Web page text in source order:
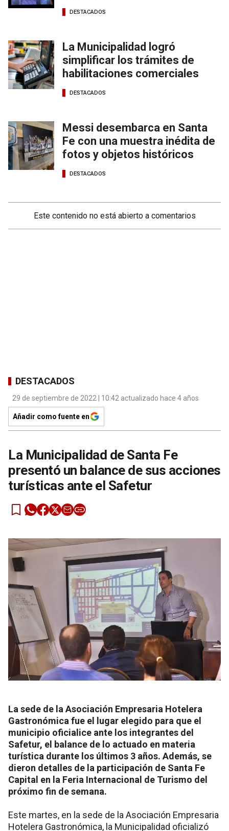
DESTACADOS
La Municipalidad logró
simplificar los trámites de
habilitaciones comerciales
DESTACADOS
Messi desembarca en Santa
Fe con una muestra inédita de
fotos y objetos históricos
DESTACADOS
Este contenido no está abierto a comentarios
DESTACADOS
29 de septiembre de 2022 | 10:42 actualizado hace 4 años
Añadir como fuente en
La Municipalidad de Santa Fe
presentó un balance de sus acciones
turísticas ante el Safetur
La sede de la Asociación Empresaria Hotelera
Gastronómica fue el lugar elegido para que el
municipio oficialice ante los integrantes del
Safetur, el balance de lo actuado en materia
turística durante los últimos 3 años. Además, se
dieron detalles de la participación de Santa Fe
Capital en la Feria Internacional de Turismo del
próximo fin de semana.
Este martes, en la sede de la Asociación Empresaria
Hotelera Gastronómica, la Municipalidad oficializó